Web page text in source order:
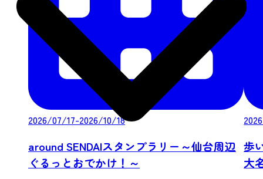
2026/07/17-2026/10/18
around SENDAIスタンプラリー～仙台周辺
ぐるっとおでかけ！～
歩
大